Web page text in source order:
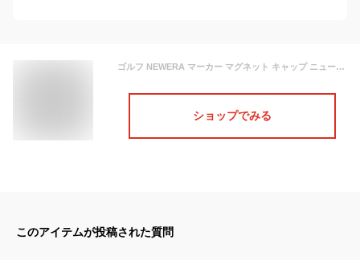
ゴルフ NEWERA マーカー マグネット キャップ ニューエラ ゴルフマーカー 磁石 クリップマーカー ハットクリップ ブランド おしゃれ メンズ レディース キャップクリップ クリップ付き オールドロゴ フラッグロゴ ボックスロゴ メタル 大人 男性 退職祝い 退職記念 父 贈り物
ショップでみる
このアイテムが投稿された質問